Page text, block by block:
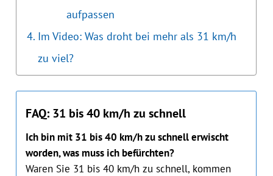
aufpassen
Im Video: Was droht bei mehr als 31 km/h
zu viel?
FAQ: 31 bis 40 km/h zu schnell
Ich bin mit 31 bis 40 km/h zu schnell erwischt
worden, was muss ich befürchten?
Waren Sie 31 bis 40 km/h zu schnell, kommen